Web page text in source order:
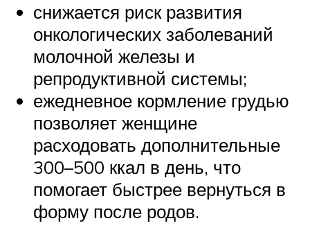
снижается риск развития
онкологических заболеваний
молочной железы и
репродуктивной системы;
ежедневное кормление грудью
позволяет женщине
расходовать дополнительные
300–500 ккал в день, что
помогает быстрее вернуться в
форму после родов.